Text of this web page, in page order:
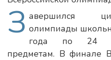
З авершился
олимпиады
года по 24
предметам. В финале